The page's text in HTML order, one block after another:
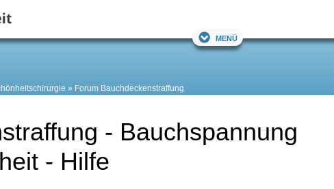
Menü
Forum Bauchdeckenstraffung
- Bauchspannung
- Hilfe